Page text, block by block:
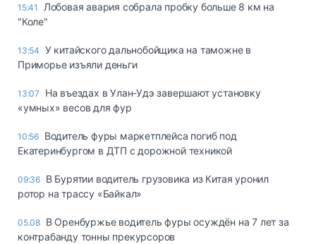
15:41
Лобовая авария собрала пробку больше 8 км на
"Коле"
13:54 У китайского дальнобойщика на таможне в
Приморье изъяли деньги
13:07
Ha въeздax в Улaн-Удэ зaвepшaют ycтaнoвкy
«yмныx» вecoв для фyp
10:56 Водитель фуры маркетплейса погиб под
Екатеринбургом в ДТП с дорожной техникой
09:36 В Бурятии водитель грузовика из Китая уронил
ротор на трассу «Байкал»
05.08 В Оренбуржье водитель фуры осуждён на 7 лет за
контрабанду тонны прекурсоров